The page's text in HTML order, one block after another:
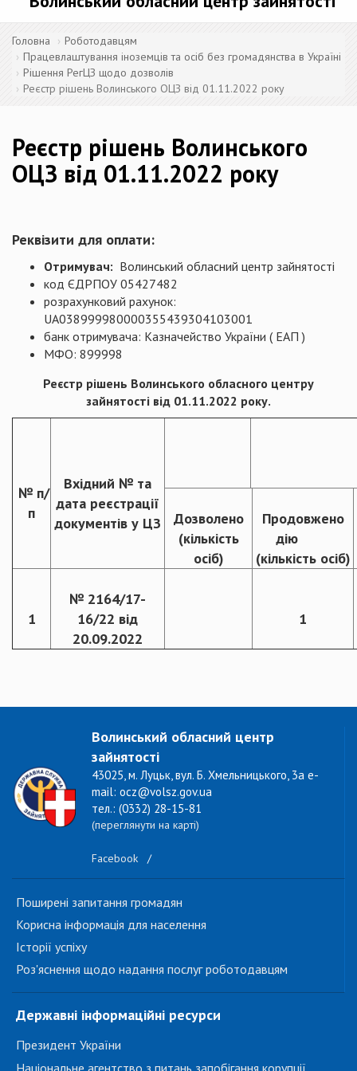
Головна
Роботодавцям
Працевлаштування іноземців та осіб без громадянства в Україні
Рішення РегЦЗ щодо дозволів
Реєстр рішень Волинського ОЦЗ від 01.11.2022 року
Реєстр рішень Волинського
ОЦЗ від 01.11.2022 року
Реквізити для оплати:
Отримувач: Волинський обласний центр зайнятості
код ЄДРПОУ 05427482
розрахунковий рахунок:
UA038999980000355439304103001
банк отримувача: Казначейство України ( ЕАП )
МФО: 899998
Реєстр рішень Волинського обласного центру
зайнятості від 01.11.2022 року.
№ п/
п
Вхідний № та
дата реєстрації
документів у ЦЗ
Дозволено
(кількість
осіб)
Продовжено
дію
(кількість осіб)
1
№ 2164/17-
16/22 від
20.09.2022
1
Волинський обласний центр
зайнятості
43025, м. Луцьк, вул. Б. Хмельницького, 3а e-
mail: ocz@volsz.gov.ua
тел.: (0332) 28-15-81
(переглянути на карті)
Facebook /
Поширені запитання громадян
Корисна інформація для населення
Історії успіху
Роз'яснення щодо надання послуг роботодавцям
Державні інформаційні ресурси
Президент України
Національне агентство з питань запобігання корупції